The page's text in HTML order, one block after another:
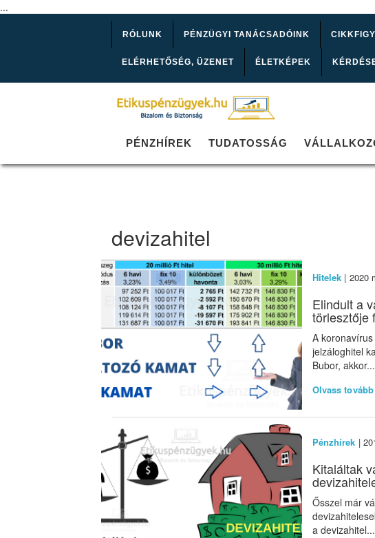
...
RÓLUNK PÉNZÜGYI TANÁCSADÓINK
ELÉRHETŐSÉG, ÜZENET ÉLETKÉPEK
PÉNZHÍREK TUDATOSSÁG
devizahitel
Hitelek | 2020
Elindult a
törlesztője
A
jelzáloghitel
Bubor, akkor...
Olvass tovább
Pénzhírek |
Kitaláltak
Ősszel már
a devizahitel...